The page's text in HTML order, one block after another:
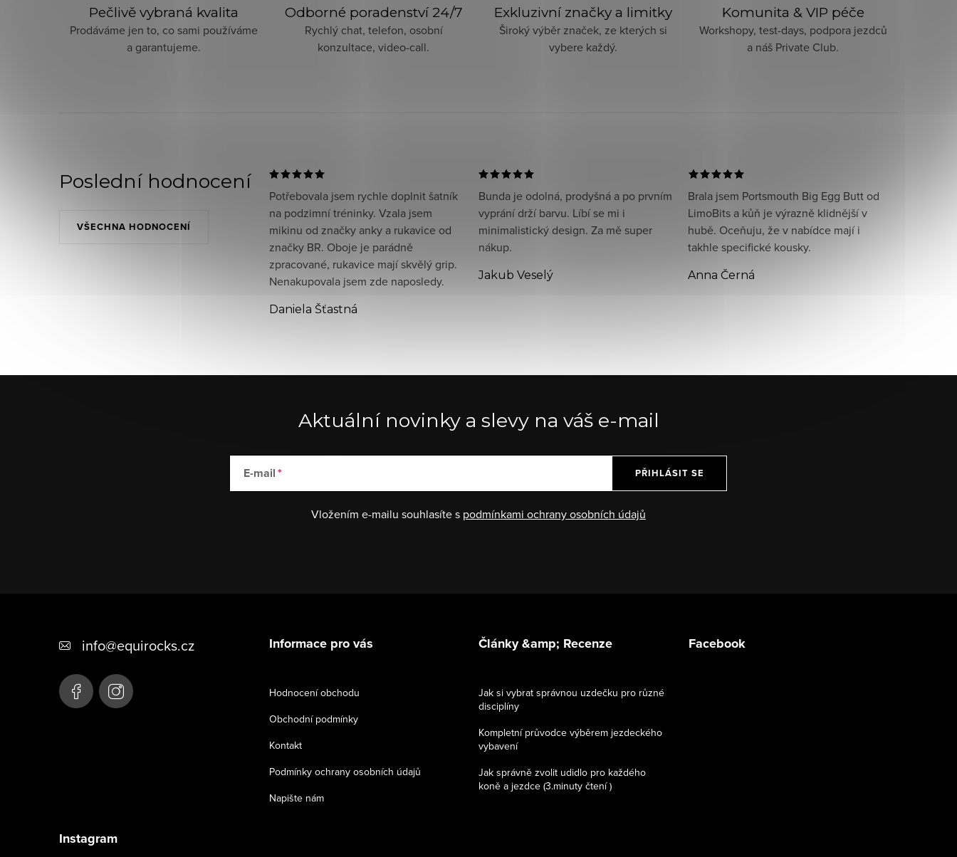
Pečlivě vybraná kvalita
Prodáváme jen to, co sami používáme
a garantujeme.
Odborné poradenství 24/7
Rychlý chat, telefon, osobní
konzultace, video-call.
Exkluzivní značky a limitky
Široký výběr značek, ze kterých si
vybere každý.
Komunita & VIP péče
Workshopy, test-days, podpora jezdců
a náš Private Club.
Poslední hodnocení
VŠECHNA HODNOCENÍ
Potřebovala jsem rychle doplnit šatník
na podzimní tréninky. Vzala jsem
mikinu od značky anky a rukavice od
značky BR. Oboje je parádně
zpracované, rukavice mají skvělý grip.
Nenakupovala jsem zde naposledy.
Daniela Šťastná
Bunda je odolná, prodyšná a po prvním
vyprání drží barvu. Líbí se mi i
minimalistický design. Za mě super
nákup.
Jakub Veselý
Brala jsem Portsmouth Big Egg Butt od
LimoBits a kůň je výrazně klidnější v
hubě. Oceňuju, že v nabídce mají i
takhle specifické kousky.
Anna Černá
Aktuální novinky a slevy na váš e-mail
E-mail
Vložením e-mailu souhlasíte s podmínkami ochrany osobních údajů
PŘIHLÁSIT SE
info@equirocks.cz Informace pro vás
Hodnocení obchodu
Obchodní podmínky
Kontakt
Podmínky ochrany osobních údajů
Napište nám
Články &amp; Recenze
Jak si vybrat správnou uzdečku pro různé
disciplíny
Kompletní průvodce výběrem jezdeckého
vybavení
Jak správně zvolit udidlo pro každého
koně a jezdce (3.minuty čtení )
Facebook
Instagram